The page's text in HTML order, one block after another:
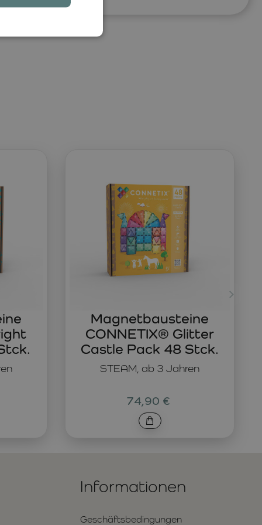
STEAM, ab 3 Jahren
Magnetbausteine
CONNETIX® Glitter
Castle Pack 48 Stck.
74,90 €
Informationen
Geschäftsbedingungen